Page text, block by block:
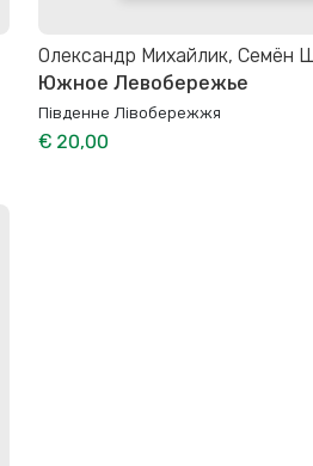
Олександр Михайлик, Семён
Южное Левобережье
Південне Лівобережжя
€ 20,00